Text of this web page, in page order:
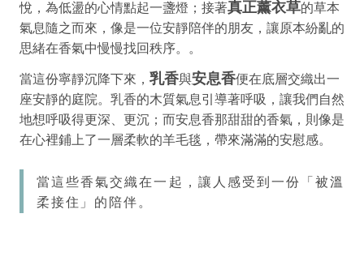
悅，為低盪的心情點起一盞燈；接著真正薰衣草的草本
氣息隨之而來，像是一位安靜陪伴的朋友，讓原本紛亂的
思緒在香氣中慢慢找回秩序。 。
當這份寧靜沉降下來， 乳香與安息香便在底層交織出一
座安靜的庭院。乳香的木質氣息引導著呼吸，讓我們自然
地想呼吸得更深、更沉；而安息香那甜甜的香氣，則像是
在心裡鋪上了一層柔軟的羊毛毯，帶來滿滿的安慰感。
當這些香氣交織在一起，讓人感受到一份「被溫
柔接住」的陪伴。